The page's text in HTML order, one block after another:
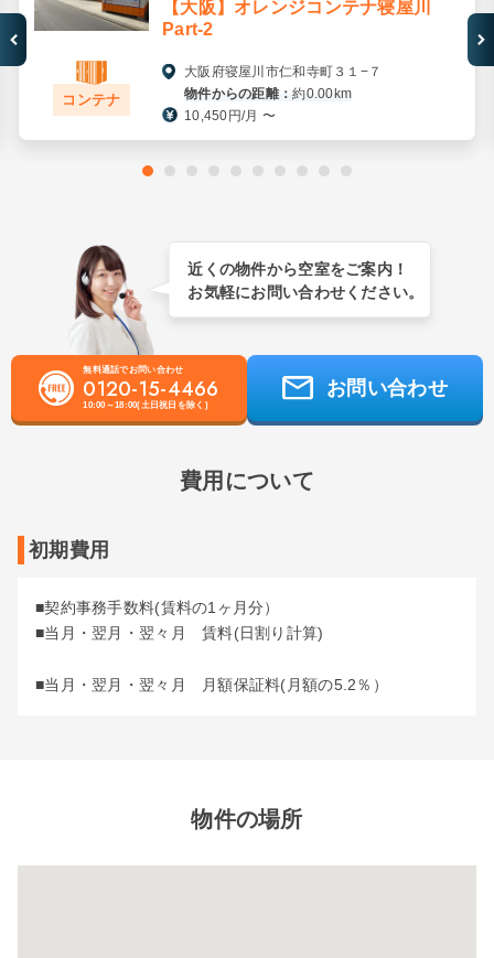
コンテナ
【大阪】オレンジコンテナ寝屋川
Part-2
大阪府寝屋川市仁和寺町３１−７
物件からの距離：約0.00km
10,450円/月 〜
近くの物件から空室をご案内！
お気軽にお問い合わせください。
無料通話でお問い合わせ
0120-15-4466
10:00～18:00(土日祝日を除く)
お問い合わせ
費用について
初期費用
■契約事務手数料(賃料の1ヶ月分）
■当月・翌月・翌々月 賃料(日割り計算)
■当月・翌月・翌々月 月額保証料(月額の5.2％）
物件の場所